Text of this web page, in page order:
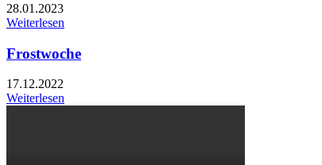
28.01.2023
Weiterlesen
Frostwoche
17.12.2022
Weiterlesen